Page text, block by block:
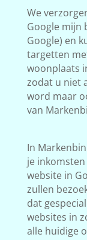
We
Google mijn
Google) en
targetten
woonplaats
zodat u niet
word maar
van
In
je
website in
zullen
dat
websites in
alle huidige